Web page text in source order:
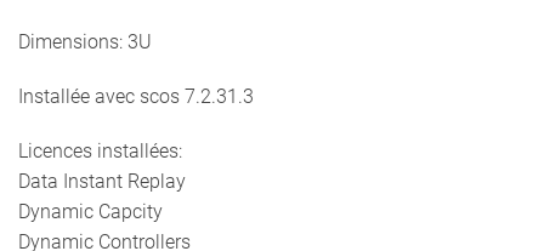
Dimensions: 3U
Installée avec scos 7.2.31.3
Licences installées:
Data Instant Replay
Dynamic Capcity
Dynamic Controllers